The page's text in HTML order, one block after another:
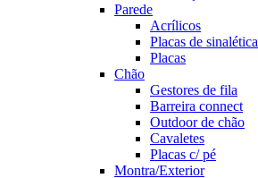
Parede
Acrílicos
Placas de sinalética
Placas
Chão
Gestores de fila
Barreira connect
Outdoor de chão
Cavaletes
Placas c/ pé
Montra/Exterior